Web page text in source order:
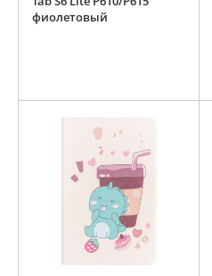
фиолетовый